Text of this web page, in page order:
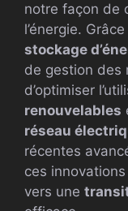
notre façon de
l’énergie.
stockage
de gestion des
d’optimiser
renouvelables
réseau
récentes
ces
vers une